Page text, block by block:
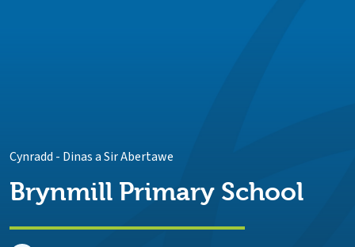
Cynradd - Dinas a Sir Abertawe
Brynmill Primary School